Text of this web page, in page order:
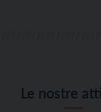
Le nostre